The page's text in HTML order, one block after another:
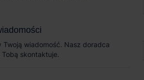
Twoją wiadomość. Nasz doradca
skontaktuje.
Twoją wiadomość. Nasz doradca
skontaktuje.